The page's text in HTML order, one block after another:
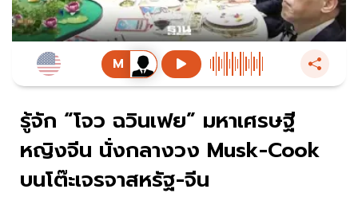
รู้จัก “โจว ฉวินเฟย” มหาเศรษฐี
หญิงจีน นั่งกลางวง Musk-Cook
บนโต๊ะเจรจาสหรัฐ-จีน